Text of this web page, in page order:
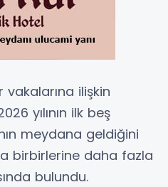
ilişkin
yılının ilk beş
meydana geldiğini
birbirlerine daha fazla
bulundu.